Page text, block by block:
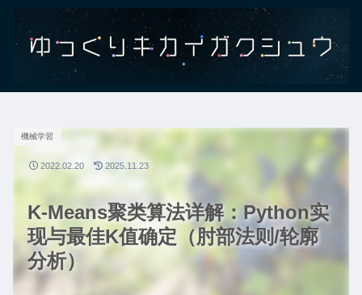
K-Means聚类算法详解：Python实
现与最佳K值确定（肘部法则/轮廓
分析）
機械学習
2022.02.20 2025.11.23